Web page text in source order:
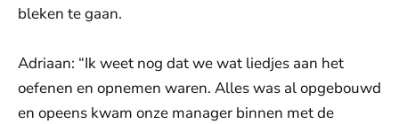
bleken te gaan.
Adriaan: “Ik weet nog dat we wat liedjes aan het
oefenen en opnemen waren. Alles was al opgebouwd
en opeens kwam onze manager binnen met de